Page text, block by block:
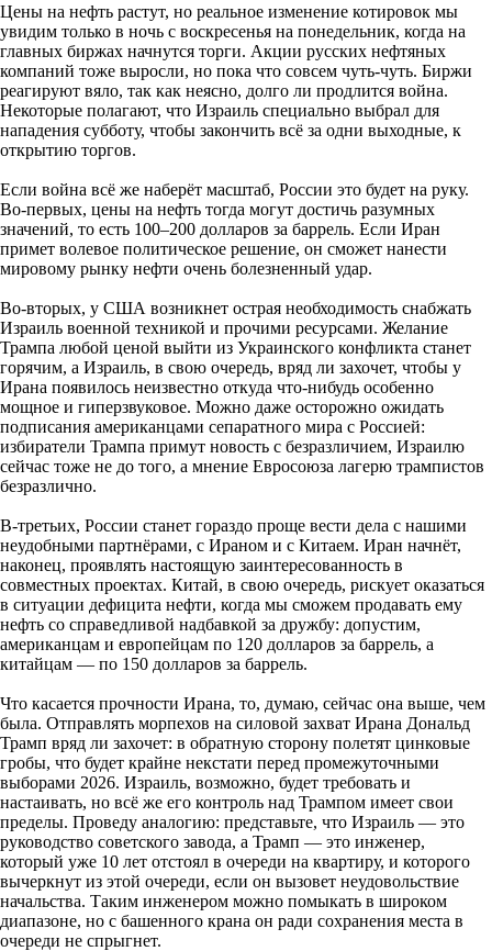
Цены на нефть растут, но реальное изменение котировок мы
увидим только в ночь с воскресенья на понедельник, когда на
главных биржах начнутся торги. Акции русских нефтяных
компаний тоже выросли, но пока что совсем чуть-чуть. Биржи
реагируют вяло, так как неясно, долго ли продлится война.
Некоторые полагают, что Израиль специально выбрал для
нападения субботу, чтобы закончить всё за одни выходные, к
открытию торгов.
Если война всё же наберёт масштаб, России это будет на руку.
Во-первых, цены на нефть тогда могут достичь разумных
значений, то есть 100–200 долларов за баррель. Если Иран
примет волевое политическое решение, он сможет нанести
мировому рынку нефти очень болезненный удар.
Во-вторых, у США возникнет острая необходимость снабжать
Израиль военной техникой и прочими ресурсами. Желание
Трампа любой ценой выйти из Украинского конфликта станет
горячим, а Израиль, в свою очередь, вряд ли захочет, чтобы у
Ирана появилось неизвестно откуда что-нибудь особенно
мощное и гиперзвуковое. Можно даже осторожно ожидать
подписания американцами сепаратного мира с Россией:
избиратели Трампа примут новость с безразличием, Израилю
сейчас тоже не до того, а мнение Евросоюза лагерю трампистов
безразлично.
В-третьих, России станет гораздо проще вести дела с нашими
неудобными партнёрами, с Ираном и с Китаем. Иран начнёт,
наконец, проявлять настоящую заинтересованность в
совместных проектах. Китай, в свою очередь, рискует оказаться
в ситуации дефицита нефти, когда мы сможем продавать ему
нефть со справедливой надбавкой за дружбу: допустим,
американцам и европейцам по 120 долларов за баррель, а
китайцам — по 150 долларов за баррель.
Что касается прочности Ирана, то, думаю, сейчас она выше, чем
была. Отправлять морпехов на силовой захват Ирана Дональд
Трамп вряд ли захочет: в обратную сторону полетят цинковые
гробы, что будет крайне некстати перед промежуточными
выборами 2026. Израиль, возможно, будет требовать и
настаивать, но всё же его контроль над Трампом имеет свои
пределы. Проведу аналогию: представьте, что Израиль — это
руководство советского завода, а Трамп — это инженер,
который уже 10 лет отстоял в очереди на квартиру, и которого
вычеркнут из этой очереди, если он вызовет неудовольствие
начальства. Таким инженером можно помыкать в широком
диапазоне, но с башенного крана он ради сохранения места в
очереди не спрыгнет.